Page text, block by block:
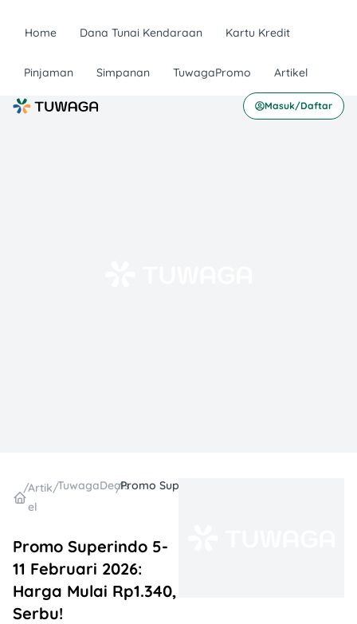
Home Dana Tunai Kendaraan Kartu Kredit
Pinjaman Simpanan TuwagaPromo Artikel
Masuk/Daftar
/Artik
el
/TuwagaDeals
/
Promo Superindo 5-
11 Februari 2026:
Harga Mulai Rp1.340,
Serbu!